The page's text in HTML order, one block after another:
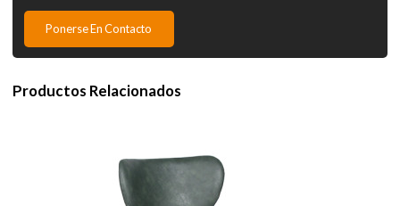
Ponerse En Contacto
Productos Relacionados